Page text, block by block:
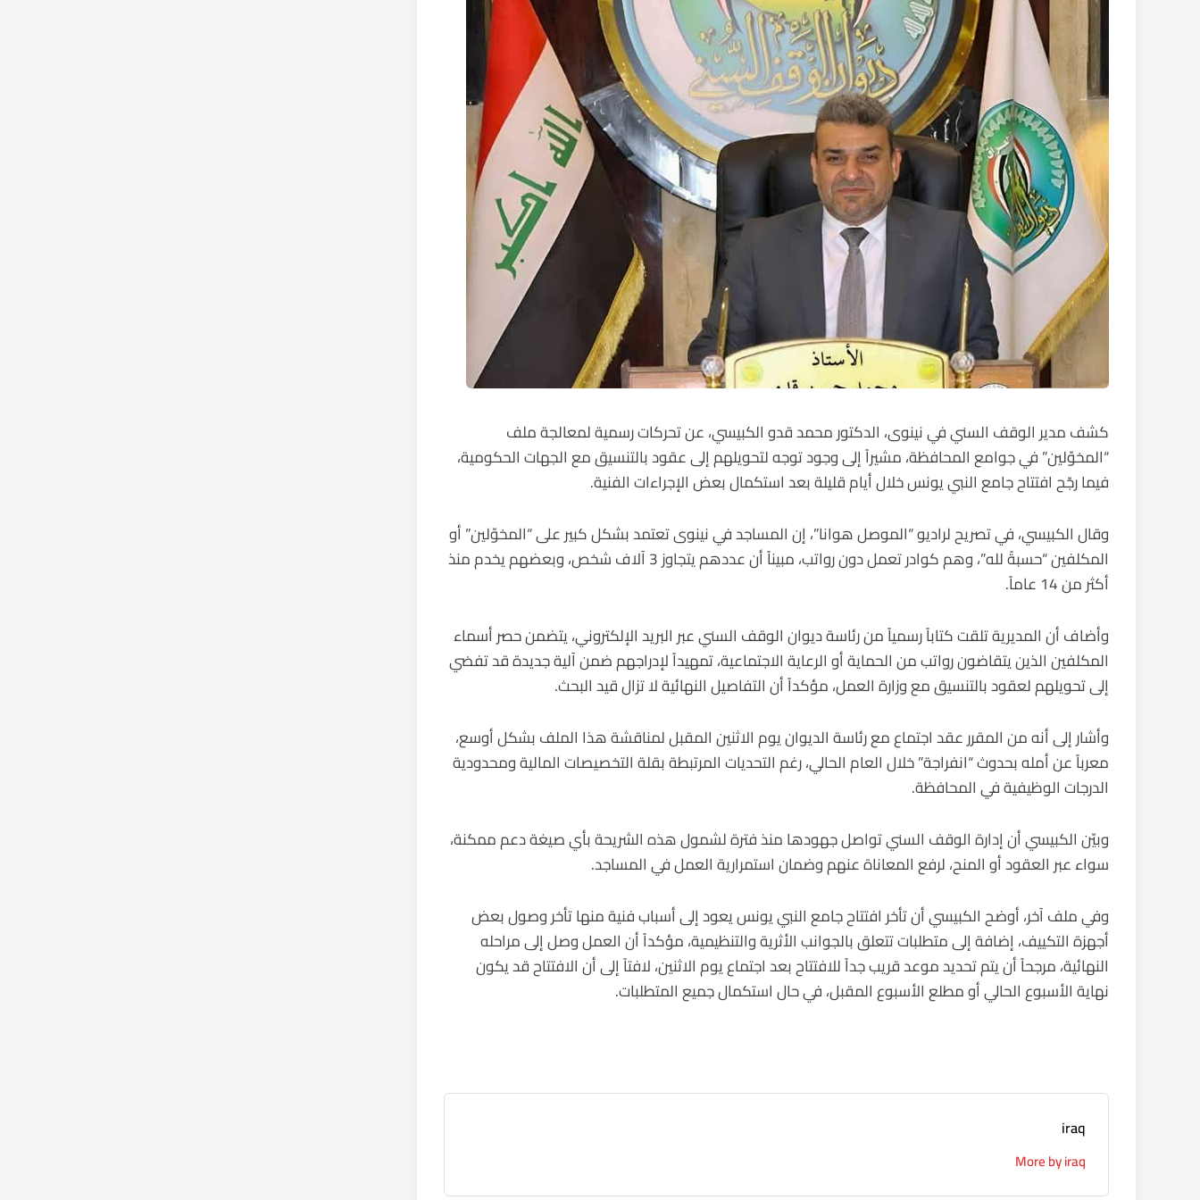
كشف مدير الوقف السني في نينوى، الدكتور محمد قدو الكبيسي، عن تحركات رسمية لمعالجة ملف
“المخوّلين” في جوامع المحافظة، مشيراً إلى وجود توجه لتحويلهم إلى عقود بالتنسيق مع الجهات الحكومية،
فيما رجّح افتتاح جامع النبي يونس خلال أيام قليلة بعد استكمال بعض الإجراءات الفنية.
وقال الكبيسي، في تصريح لراديو “الموصل هوانا”، إن المساجد في نينوى تعتمد بشكل كبير على “المخوّلين” أو
المكلفين “حسبةً لله”، وهم كوادر تعمل دون رواتب، مبيناً أن عددهم يتجاوز 3 آلاف شخص، وبعضهم يخدم منذ
أكثر من 14 عاماً.
وأضاف أن المديرية تلقت كتاباً رسمياً من رئاسة ديوان الوقف السني عبر البريد الإلكتروني، يتضمن حصر أسماء
المكلفين الذين يتقاضون رواتب من الحماية أو الرعاية الاجتماعية، تمهيداً لإدراجهم ضمن آلية جديدة قد تفضي
إلى تحويلهم لعقود بالتنسيق مع وزارة العمل، مؤكداً أن التفاصيل النهائية لا تزال قيد البحث.
وأشار إلى أنه من المقرر عقد اجتماع مع رئاسة الديوان يوم الاثنين المقبل لمناقشة هذا الملف بشكل أوسع،
معرباً عن أمله بحدوث “انفراجة” خلال العام الحالي، رغم التحديات المرتبطة بقلة التخصيصات المالية ومحدودية
الدرجات الوظيفية في المحافظة.
وبيّن الكبيسي أن إدارة الوقف السني تواصل جهودها منذ فترة لشمول هذه الشريحة بأي صيغة دعم ممكنة،
سواء عبر العقود أو المنح، لرفع المعاناة عنهم وضمان استمرارية العمل في المساجد.
وفي ملف آخر، أوضح الكبيسي أن تأخر افتتاح جامع النبي يونس يعود إلى أسباب فنية منها تأخر وصول بعض
أجهزة التكييف، إضافة إلى متطلبات تتعلق بالجوانب الأثرية والتنظيمية، مؤكداً أن العمل وصل إلى مراحله
النهائية، مرجحاً أن يتم تحديد موعد قريب جداً للافتتاح بعد اجتماع يوم الاثنين، لافتاً إلى أن الافتتاح قد يكون
نهاية الأسبوع الحالي أو مطلع الأسبوع المقبل، في حال استكمال جميع المتطلبات.
iraq
More by iraq